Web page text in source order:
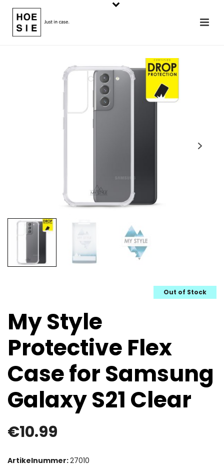
Out of Stock
My Style
Protective Flex
Case for Samsung
Galaxy S21 Clear
€10.99
Artikelnummer:27010